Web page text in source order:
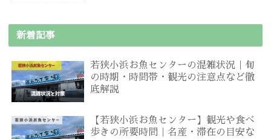
新着記事
若狭小浜お魚センターの混雑状況｜旬
の時期・時間帯・観光の注意点など徹
底解説
【若狭小浜お魚センター】観光や食べ
歩きの所要時間｜名産・滞在の目安な